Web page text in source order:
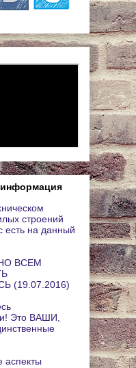
информация
строений
есть на данный
ВСЕМ
(19.07.2016)
Это ВАШИ,
аспекты